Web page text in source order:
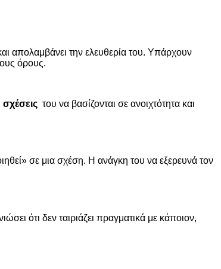
απολαμβάνει την ελευθερία του. Υπάρχουν
όρους.
σχέσεις του να βασίζονται σε ανοιχτότητα και
σε μια σχέση. Η ανάγκη του να εξερευνά τον
ότι δεν ταιριάζει πραγματικά με κάποιον,